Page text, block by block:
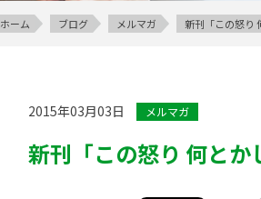
ホーム ブログ メルマガ 新刊「この怒り
2015年03月03日 メルマガ
新刊「この怒り 何と